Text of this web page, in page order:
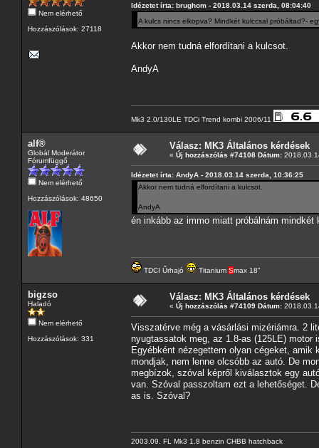
Nem elérhető
Hozzászólások: 27118
Idézetet írta: brughom - 2018.03.14 szerda, 08:04:40
A kulcs nincs elkopva? Mindkét kulccsal próbáltad?-
Akkor nem tudná elfordítani a kulcsot.
AndyA
Mk3 2.0/130LE TDCi Trend kombi 2006/11
alf®
Globál Moderátor
Fórumfüggő
Nem elérhető
Hozzászólások: 48650
Válasz: MK3 Általános kérdések
« Új hozzászólás #74108 Dátum:
Idézetet írta: AndyA - 2018.03.14 szerda, 10:36:25
Akkor nem tudná elfordítani a kulcsot.
AndyA
én inkább az immo miatt próbálnám mindkét
TDCI Űrhajó Titanium Smax 18"
bigzso
Haladó
Nem elérhető
Hozzászólások: 331
Válasz: MK3 Általános kérdések
« Új hozzászólás #74109 Dátum:
Visszatérve még a vásárlási mizériámra. 2
nyugtassatok meg, az 1.8-as (125LE) motor
Egyébként nézegettem olyan cégeket,
mondjak, nem lenne olcsóbb az autó. De
megbízok, szóval képről kiválasztok egy
van. Szóval passzoltam ezt a lehetőséget.
as is. Szóval?
2003.09. FL Mk3 1.8 benzin CHBB hatchback